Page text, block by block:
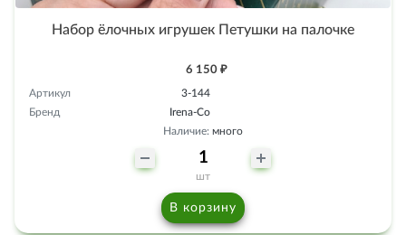
Набор ёлочных игрушек Петушки на палочке
6 150 ₽
Артикул
3-144
Бренд
Irena-Co
Наличие: много
шт
В корзину